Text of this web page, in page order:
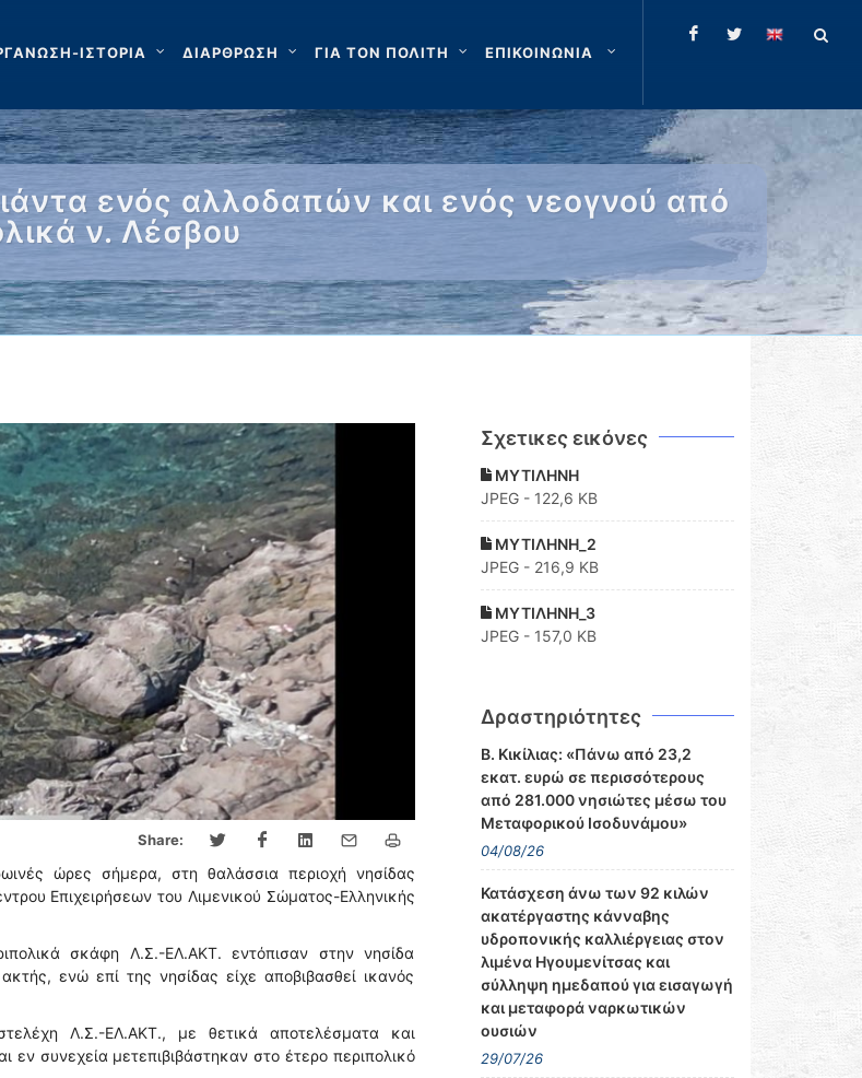
ΙΣΤΟΡΙΑ ΔΙΑΡΘΡΩΣΗ ΓΙΑ ΤΟΝ ΠΟΛΙΤΗ ΕΠΙΚΟΙΝΩΝΙΑ
ενός αλλοδαπών και ενός νεογνού από
ν. Λέσβου
Share:
ώρες σήμερα, στη θαλάσσια περιοχή νησίδας
Επιχειρήσεων του Λιμενικού Σώματος-Ελληνικής
σκάφη Λ.Σ.-ΕΛ.ΑΚΤ. εντόπισαν στην νησίδα
ενώ επί της νησίδας είχε αποβιβασθεί ικανός
Λ.Σ.-ΕΛ.ΑΚΤ., με θετικά αποτελέσματα και
συνεχεία μετεπιβιβάστηκαν στο έτερο περιπολικό
Σχετικες εικόνες
ΜΥΤΙΛΗΝΗ
JPEG - 122,6 KB
ΜΥΤΙΛΗΝΗ_2
JPEG - 216,9 KB
ΜΥΤΙΛΗΝΗ_3
JPEG - 157,0 KB
Δραστηριότητες
Β. Κικίλιας: «Πάνω από 23,2
εκατ. ευρώ σε περισσότερους
από 281.000 νησιώτες μέσω του
Μεταφορικού Ισοδυνάμου»
04/08/26
Κατάσχεση άνω των 92 κιλών
ακατέργαστης κάνναβης
υδροπονικής καλλιέργειας στον
λιμένα Ηγουμενίτσας και
σύλληψη ημεδαπού για εισαγωγή
και μεταφορά ναρκωτικών
ουσιών
29/07/26